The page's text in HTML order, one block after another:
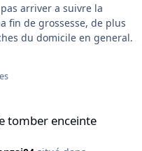
arriver a suivre la
fin de grossesse, de plus
du domicile en general.
tomber enceinte